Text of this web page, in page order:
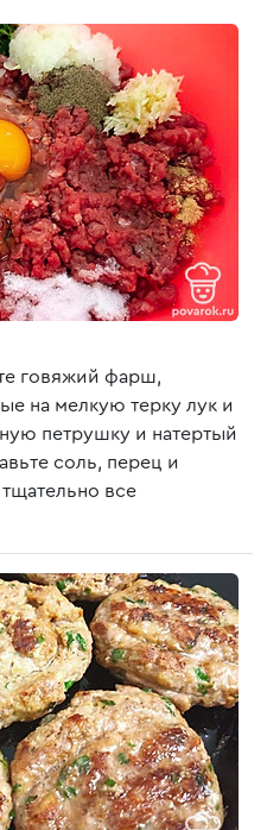
говяжий фарш,
на мелкую терку лук и
петрушку и натертый
соль, перец и
все